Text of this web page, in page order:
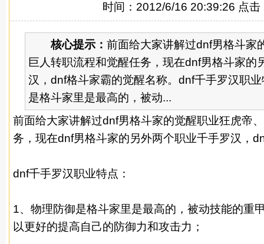
时间：2012/6/16 20:39:26 点击
核心提示： 前面给大家讲解过dnf男格斗家
巨人转职流程和觉醒任务，现在dnf男格斗家的
汉，dnf格斗家霸的觉醒名称。dnf千手罗汉职
是格斗家里是最高的，被动...
前面给大家讲解过dnf男格斗家的觉醒职业狂虎帝
务 ，现在dnf男格斗家的另外两个职业千手罗汉，
dnf千手罗汉职业特点：
1、物理防御是格斗家里是最高的，被动技能的重
以更好的提高自己的防御力和攻击力；